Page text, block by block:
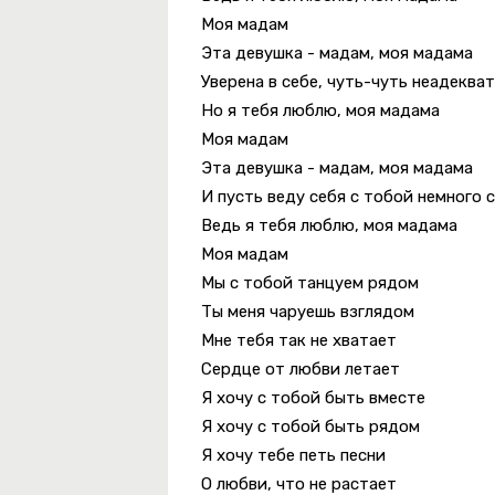
Моя мадам
Эта девушка - мадам, моя мадама
Уверена в себе, чуть-чуть
Но я тебя люблю, моя мадама
Моя мадам
Эта девушка - мадам, моя мадама
И пусть веду себя с тобой немного
Ведь я тебя люблю, моя мадама
Моя мадам
Мы с тобой танцуем рядом
Ты меня чаруешь взглядом
Мне тебя так не хватает
Сердце от любви летает
Я хочу с тобой быть вместе
Я хочу с тобой быть рядом
Я хочу тебе петь песни
О любви, что не растает